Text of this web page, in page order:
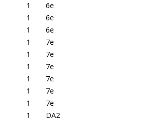
1
6e
1
6e
1
6e
1
7e
1
7e
1
7e
1
7e
1
7e
1
7e
1
DA2